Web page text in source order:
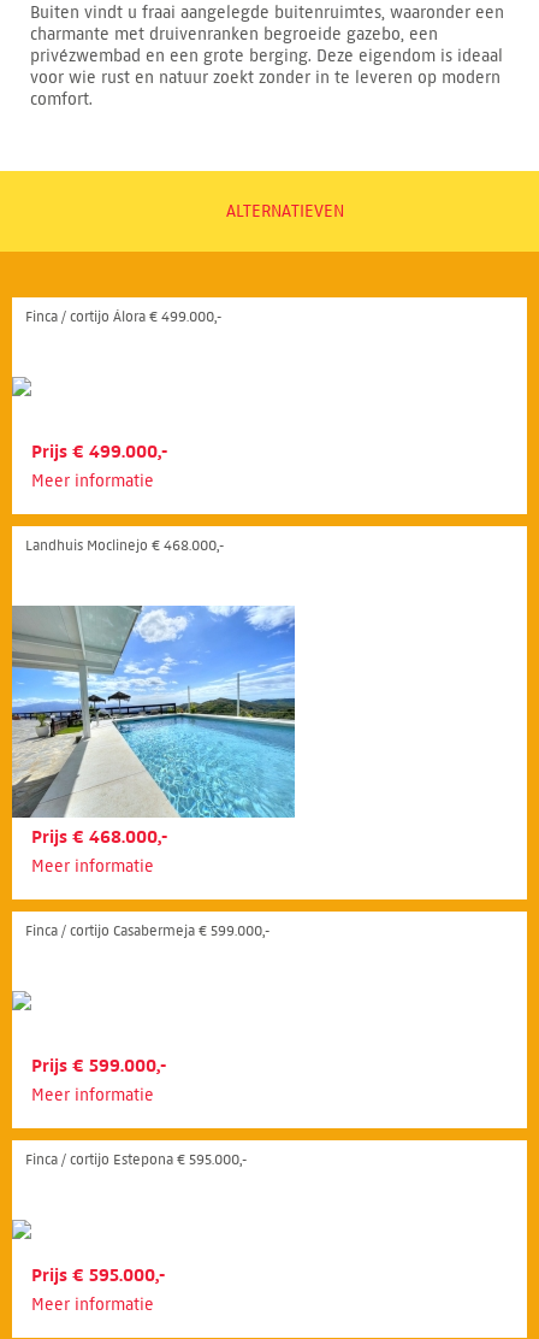
Buiten vindt u fraai aangelegde buitenruimtes, waaronder een
charmante met druivenranken begroeide gazebo, een
privézwembad en een grote berging. Deze eigendom is ideaal
voor wie rust en natuur zoekt zonder in te leveren op modern
comfort.
ALTERNATIEVEN
Finca / cortijo Álora € 499.000,-
Prijs € 499.000,-
Meer informatie
Landhuis Moclinejo € 468.000,-
Prijs € 468.000,-
Meer informatie
Finca / cortijo Casabermeja € 599.000,-
Prijs € 599.000,-
Meer informatie
Finca / cortijo Estepona € 595.000,-
Prijs € 595.000,-
Meer informatie